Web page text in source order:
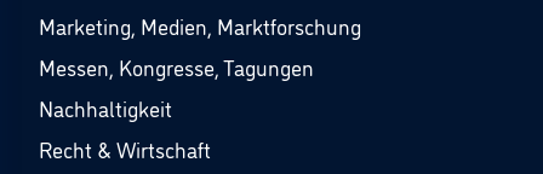
Marketing, Medien, Marktforschung
Messen, Kongresse, Tagungen
Nachhaltigkeit
Recht & Wirtschaft